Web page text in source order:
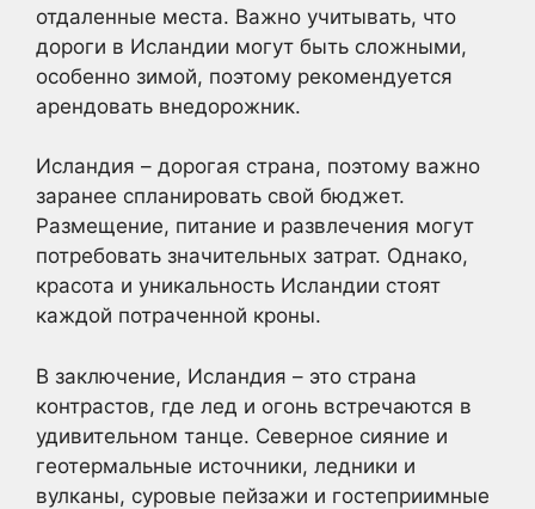
отдаленные места. Важно учитывать, что
дороги в Исландии могут быть сложными,
особенно зимой, поэтому рекомендуется
арендовать внедорожник.
Исландия – дорогая страна, поэтому важно
заранее спланировать свой бюджет.
Размещение, питание и развлечения могут
потребовать значительных затрат. Однако,
красота и уникальность Исландии стоят
каждой потраченной кроны.
В заключение, Исландия – это страна
контрастов, где лед и огонь встречаются в
удивительном танце. Северное сияние и
геотермальные источники, ледники и
вулканы, суровые пейзажи и гостеприимные